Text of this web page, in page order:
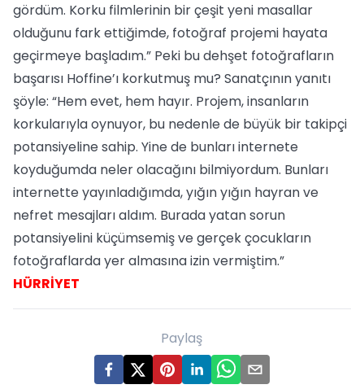
gördüm. Korku filmlerinin bir çeşit yeni masallar
olduğunu fark ettiğimde, fotoğraf projemi hayata
geçirmeye başladım.” Peki bu dehşet fotoğrafların
başarısı Hoffine’ı korkutmuş mu? Sanatçının yanıtı
şöyle: “Hem evet, hem hayır. Projem, insanların
korkularıyla oynuyor, bu nedenle de büyük bir takipçi
potansiyeline sahip. Yine de bunları internete
koyduğumda neler olacağını bilmiyordum. Bunları
internette yayınladığımda, yığın yığın hayran ve
nefret mesajları aldım. Burada yatan sorun
potansiyelini küçümsemiş ve gerçek çocukların
fotoğraflarda yer almasına izin vermiştim.”
HÜRRİYET
Paylaş